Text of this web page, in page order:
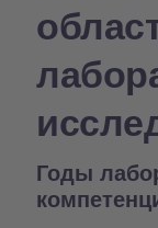
Годы